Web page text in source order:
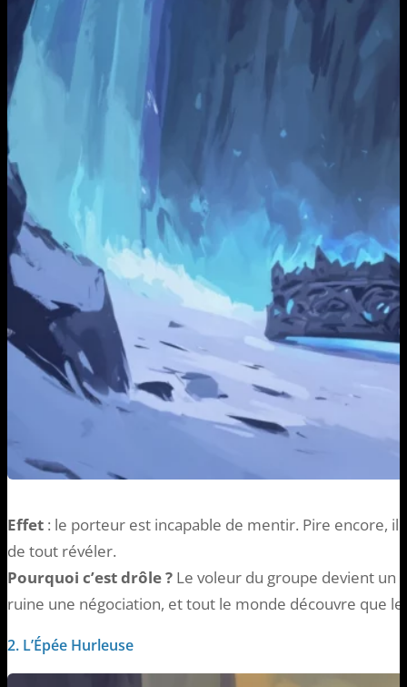
Effet : le porteur est incapable de mentir. Pire encore,
de tout révéler.
Pourquoi c’est drôle ? Le voleur du groupe devient un
ruine une négociation, et tout le monde découvre que
2. L’Épée Hurleuse